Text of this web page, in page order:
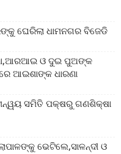
ଘେରିଲା ଧାମନଗର ବିଜେଡି
ଓ ଦୁଇ ପୁଅଙ୍କ
ଆଇଶାଙ୍କ ଧାରଣା
ସମିତି ପକ୍ଷରୁ ଗଣଶିକ୍ଷା
ଭେଟିଲେ,ସାଳନ୍ଦୀ ଓ